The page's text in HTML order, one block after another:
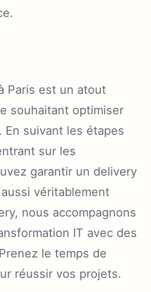
Paris est un atout
souhaitant optimiser
suivant les étapes
sur les
garantir un delivery
véritablement
nous accompagnons
IT avec des
le temps de
réussir vos projets.